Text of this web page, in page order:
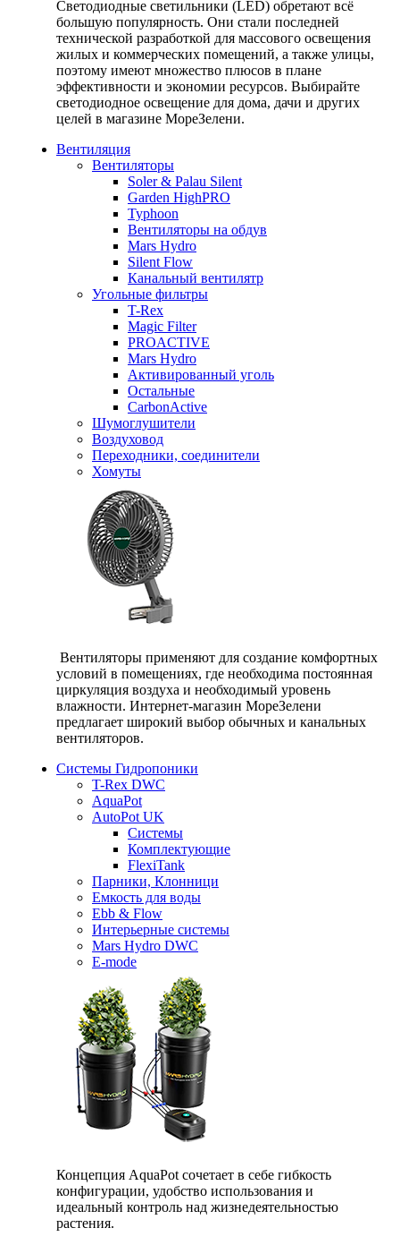
Светодиодные светильники (LED) обретают всё
большую популярность. Они стали последней
технической разработкой для массового освещения
жилых и коммерческих помещений, а также улицы,
поэтому имеют множество плюсов в плане
эффективности и экономии ресурсов. Выбирайте
светодиодное освещение для дома, дачи и других
целей в магазине МореЗелени.
Вентиляция
Вентиляторы
Soler & Palau Silent
Garden HighPRO
Typhoon
Вентиляторы на обдув
Mars Hydro
Silent Flow
Канальный вентилятр
Угольные фильтры
T-Rex
Magic Filter
PROACTIVE
Mars Hydro
Активированный уголь
Остальные
CarbonActive
Шумоглушители
Воздуховод
Переходники, соединители
Хомуты
Вентиляторы применяют для создание комфортных
условий в помещениях, где необходима постоянная
циркуляция воздуха и необходимый уровень
влажности. Интернет-магазин МореЗелени
предлагает широкий выбор обычных и канальных
вентиляторов.
Системы Гидропоники
T-Rex DWC
AquaPot
AutoPot UK
Системы
Комплектующие
FlexiTank
Парники, Клонници
Емкость для воды
Ebb & Flow
Интерьерные системы
Mars Hydro DWC
E-mode
Концепция AquaPot сочетает в себе гибкость
конфигурации, удобство использования и
идеальный контроль над жизнедеятельностью
растения.